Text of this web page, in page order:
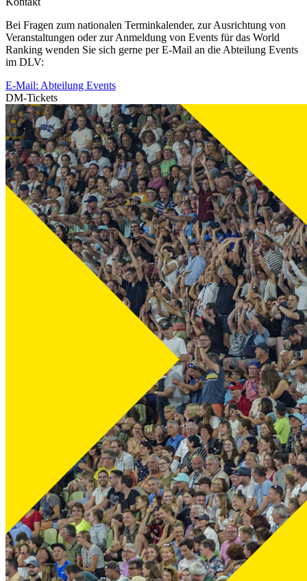
Bei Fragen zum nationalen Terminkalender, zur Ausrichtung von
Veranstaltungen oder zur Anmeldung von Events für das World
Ranking wenden Sie sich gerne per E-Mail an die Abteilung Events
im DLV:
E-Mail: Abteilung Events
DM-Tickets